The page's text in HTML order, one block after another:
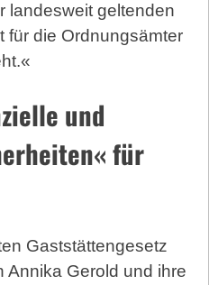
landesweit geltenden
für die Ordnungsämter
und
für
Gaststättengesetz
Annika Gerold und ihre